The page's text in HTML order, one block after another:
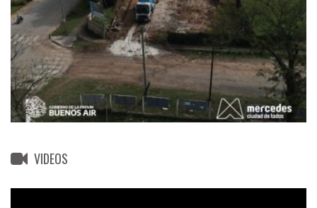
VIDEOS